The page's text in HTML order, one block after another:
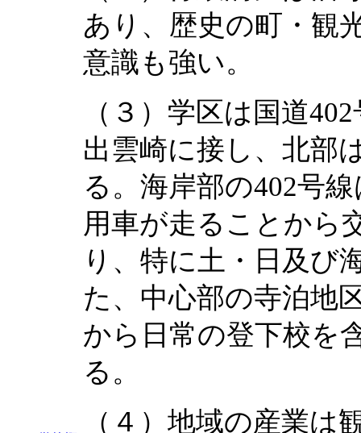
あり、歴史の町・観
意識も強い。
（３）学区は国道
出雲崎に接し、北部
る。海岸部の402号
用車が走ることから
り、特に土・日及び
た、中心部の寺泊地
から日常の登下校を
る。
（４）地域の産業